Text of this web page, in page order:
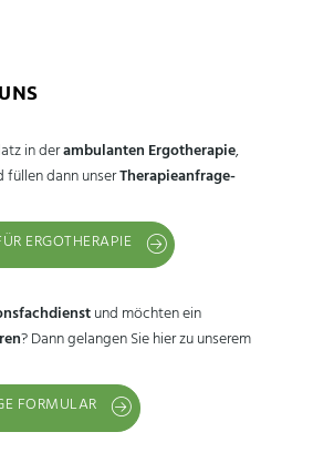
in derambulanten Ergotherapie,
füllen dann unserTherapieanfrage-
ERGOTHERAPIE
und möchten ein
? Dann gelangen Sie hier zu unserem
FORMULAR